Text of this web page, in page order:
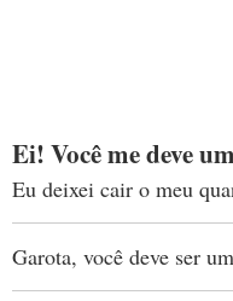
Ei! Você me deve
Eu deixei cair o meu
Garota, você deve ser